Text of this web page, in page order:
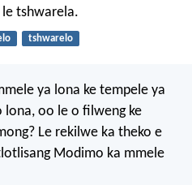
tshwarela.
tshwarelo
ya lona ke tempele ya
lona, oo le o filweng ke
Le rekilwe ka theko e
Modimo ka mmele